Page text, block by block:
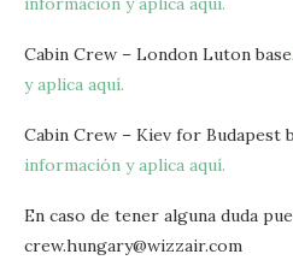
Cabin Crew – London Luton base.
y aplica aquí.
Cabin Crew – Kiev for Budapest
información y aplica aquí.
En caso de tener alguna duda
crew.hungary@wizzair.com